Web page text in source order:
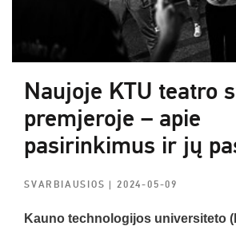
Naujoje KTU teatro
premjeroje – apie
pasirinkimus ir jų
SVARBIAUSIOS| 2024-05-09
Kauno technologijos universiteto